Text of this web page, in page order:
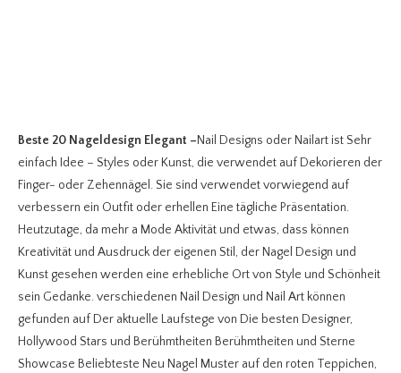
Beste 20 Nageldesign Elegant –Nail Designs oder Nailart ist Sehr
einfach Idee – Styles oder Kunst, die verwendet auf Dekorieren der
Finger- oder Zehennägel. Sie sind verwendet vorwiegend auf
verbessern ein Outfit oder erhellen Eine tägliche Präsentation.
Heutzutage, da mehr a Mode Aktivität und etwas, dass können
Kreativität und Ausdruck der eigenen Stil, der Nagel Design und
Kunst gesehen werden eine erhebliche Ort von Style und Schönheit
sein Gedanke. verschiedenen Nail Design und Nail Art können
gefunden auf Der aktuelle Laufstege von Die besten Designer,
Hollywood Stars und Berühmtheiten Berühmtheiten und Sterne
Showcase Beliebteste Neu Nagel Muster auf den roten Teppichen,